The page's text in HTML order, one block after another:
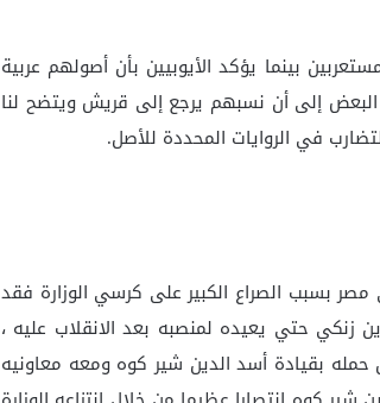
بينما يؤكد الأيوبيين بأن أصولهم عربية
البعض إلى أن نسبهم يرجع إلى قريش ويتضح لنا
في الروايات المحددة للأصل.
بسبب الصراع الكبير على كرسي الوزارة فقد
زنكي حتي يعيده لمنصبه بعد الانقلاب عليه ،
حمله بقيادة أسد الدين شير كوه ومعه معاونيه